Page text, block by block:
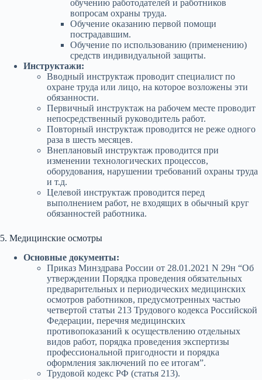
обучению работодателей и работников
вопросам охраны труда.
Обучение оказанию первой помощи
пострадавшим.
Обучение по использованию (применению)
средств индивидуальной защиты.
Инструктажи:
Вводный инструктаж проводит специалист по
охране труда или лицо, на которое возложены эти
обязанности.
Первичный инструктаж на рабочем месте проводит
непосредственный руководитель работ.
Повторный инструктаж проводится не реже одного
раза в шесть месяцев.
Внеплановый инструктаж проводится при
изменении технологических процессов,
оборудования, нарушении требований охраны труда
и т.д.
Целевой инструктаж проводится перед
выполнением работ, не входящих в обычный круг
обязанностей работника.
5. Медицинские осмотры
Основные документы:
Приказ Минздрава России от 28.01.2021 N 29н “Об
утверждении Порядка проведения обязательных
предварительных и периодических медицинских
осмотров работников, предусмотренных частью
четвертой статьи 213 Трудового кодекса Российской
Федерации, перечня медицинских
противопоказаний к осуществлению отдельных
видов работ, порядка проведения экспертизы
профессиональной пригодности и порядка
оформления заключений по ее итогам”.
Трудовой кодекс РФ (статья 213).